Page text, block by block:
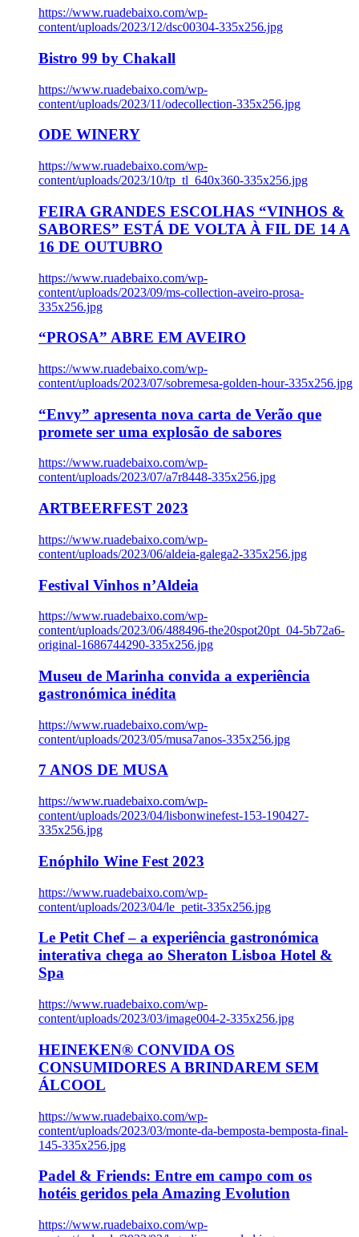
https://www.ruadebaixo.com/wp-
content/uploads/2023/12/dsc00304-335x256.jpg
Bistro 99 by Chakall
https://www.ruadebaixo.com/wp-
content/uploads/2023/11/odecollection-335x256.jpg
ODE WINERY
https://www.ruadebaixo.com/wp-
content/uploads/2023/10/tp_tl_640x360-335x256.jpg
FEIRA GRANDES ESCOLHAS “VINHOS &
SABORES” ESTÁ DE VOLTA À FIL DE 14 A
16 DE OUTUBRO
https://www.ruadebaixo.com/wp-
content/uploads/2023/09/ms-collection-aveiro-prosa-
335x256.jpg
“PROSA” ABRE EM AVEIRO
https://www.ruadebaixo.com/wp-
content/uploads/2023/07/sobremesa-golden-hour-335x256.jpg
“Envy” apresenta nova carta de Verão que
promete ser uma explosão de sabores
https://www.ruadebaixo.com/wp-
content/uploads/2023/07/a7r8448-335x256.jpg
ARTBEERFEST 2023
https://www.ruadebaixo.com/wp-
content/uploads/2023/06/aldeia-galega2-335x256.jpg
Festival Vinhos n’Aldeia
https://www.ruadebaixo.com/wp-
content/uploads/2023/06/488496-the20spot20pt_04-5b72a6-
original-1686744290-335x256.jpg
Museu de Marinha convida a experiência
gastronómica inédita
https://www.ruadebaixo.com/wp-
content/uploads/2023/05/musa7anos-335x256.jpg
7 ANOS DE MUSA
https://www.ruadebaixo.com/wp-
content/uploads/2023/04/lisbonwinefest-153-190427-
335x256.jpg
Enóphilo Wine Fest 2023
https://www.ruadebaixo.com/wp-
content/uploads/2023/04/le_petit-335x256.jpg
Le Petit Chef – a experiência gastronómica
interativa chega ao Sheraton Lisboa Hotel &
Spa
https://www.ruadebaixo.com/wp-
content/uploads/2023/03/image004-2-335x256.jpg
HEINEKEN® CONVIDA OS
CONSUMIDORES A BRINDAREM SEM
ÁLCOOL
https://www.ruadebaixo.com/wp-
content/uploads/2023/03/monte-da-bemposta-bemposta-final-
145-335x256.jpg
Padel & Friends: Entre em campo com os
hotéis geridos pela Amazing Evolution
https://www.ruadebaixo.com/wp-